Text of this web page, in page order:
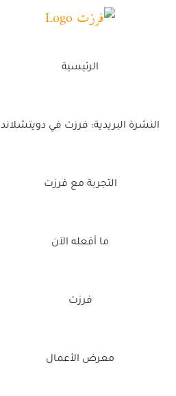
الرئيسية
النشرة البريدية: فرزت في دويتشلاند
التجربة مع فرزت
ما أفعله الآن
فرزت
معرض الأعمال